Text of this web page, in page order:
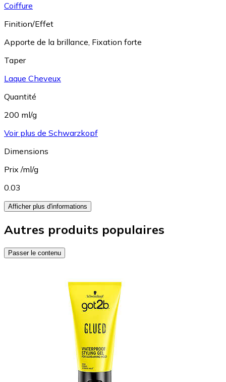
Coiffure
Finition/Effet
Apporte de la brillance, Fixation forte
Taper
Laque Cheveux
Quantité
200 ml/g
Voir plus de Schwarzkopf
Dimensions
Prix /ml/g
0.03
Afficher plus d'informations
Autres produits populaires
Passer le contenu